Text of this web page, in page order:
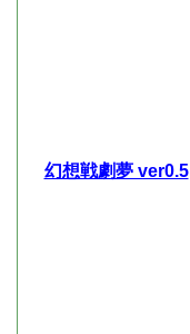
幻想戦劇夢 ver0.5